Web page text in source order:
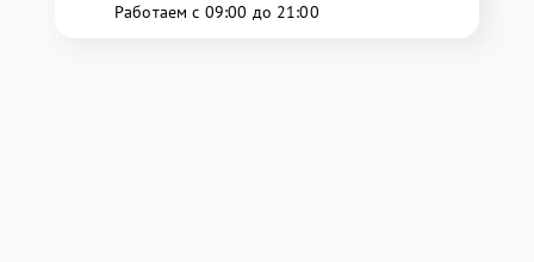
Работаем с 09:00 до 21:00